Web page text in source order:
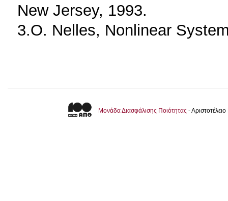
New Jersey, 1993.
3.O. Nelles, Nonlinear
Μονάδα Διασφάλισης Ποιότητας -